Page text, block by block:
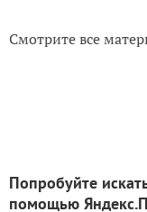
Смотрите все
Попробуйте
помощью